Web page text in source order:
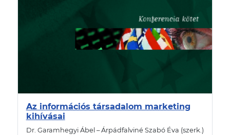
Az információs társadalom marketing
kihívásai
Dr. Garamhegyi Ábel – Árpádfalviné Szabó Éva (szerk.)